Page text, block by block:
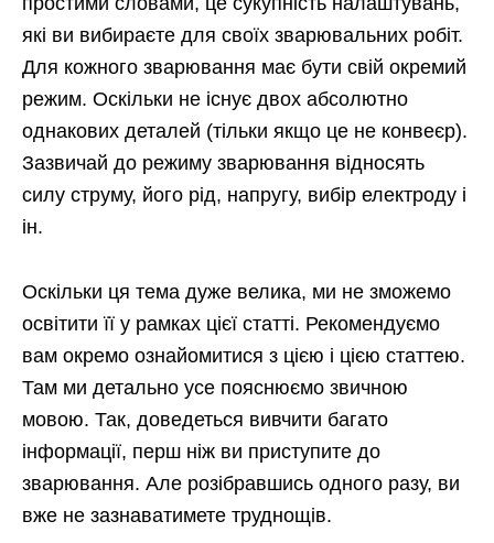
які ви вибираєте для своїх зварювальних робіт.
Для кожного зварювання має бути свій окремий
режим. Оскільки не існує двох абсолютно
однакових деталей (тільки якщо це не конвеєр).
Зазвичай до режиму зварювання відносять
силу струму, його рід, напругу, вибір електроду і
ін.
Оскільки ця тема дуже велика, ми не зможемо
освітити її у рамках цієї статті. Рекомендуємо
вам окремо ознайомитися з цією і цією статтею.
Там ми детально усе пояснюємо звичною
мовою. Так, доведеться вивчити багато
інформації, перш ніж ви приступите до
зварювання. Але розібравшись одного разу, ви
вже не зазнаватимете труднощів.